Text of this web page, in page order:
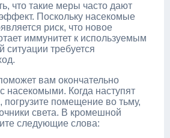
что такие меры часто дают
Поскольку насекомые
риск, что новое
иммунитет к используемым
ситуации требуется
вам окончательно
насекомыми. Когда наступят
погрузите помещение во тьму,
света. В кромешной
следующие слова: